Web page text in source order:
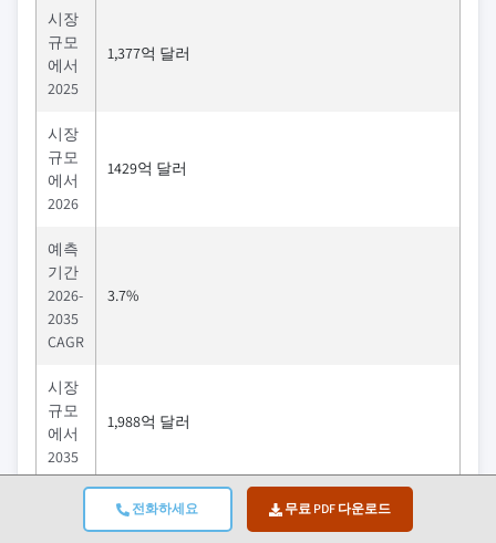
전화하세요 무료 PDF 다운로드
시장
규모
에서
2025
1,377억 달러
시장
규모
에서
2026
1429억 달러
예측
기간
2026-
2035
CAGR
3.7%
시장
규모
에서
2035
1,988억 달러
주요 시장 동향